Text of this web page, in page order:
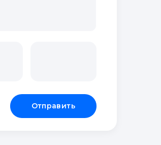
Отправить